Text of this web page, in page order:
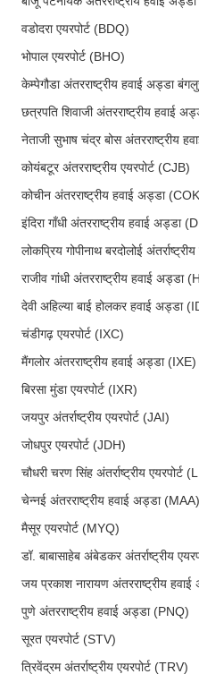
वडोदरा एयरपोर्ट (BDQ)
भोपाल एयरपोर्ट (BHO)
केम्पेगौडा अंतरराष्ट्रीय हवाई अड्डा
छत्रपति शिवाजी अंतरराष्ट्रीय हवाई
नेताजी सुभाष चंद्र बोस अंतरराष्ट्रीय
कोयंबटूर अंतरराष्ट्रीय एयरपोर्ट (CJB)
कोचीन अंतरराष्ट्रीय हवाई अड्डा
इंदिरा गाँधी अंतरराष्ट्रीय हवाई अड्डा
लोकप्रिय गोपीनाथ बरदोलोई
राजीव गांधी अंतरराष्ट्रीय हवाई अड्डा
देवी अहिल्या बाई होलकर हवाई अड्डा
चंडीगढ़ एयरपोर्ट (IXC)
मैंगलोर अंतरराष्ट्रीय हवाई अड्डा (IXE)
बिरसा मुंडा एयरपोर्ट (IXR)
जयपुर अंतर्राष्ट्रीय एयरपोर्ट (JAI)
जोधपुर एयरपोर्ट (JDH)
चौधरी चरण सिंह अंतर्राष्ट्रीय एयरपोर्ट
चेन्नई अंतरराष्ट्रीय हवाई अड्डा (MAA)
मैसूर एयरपोर्ट (MYQ)
डॉ. बाबासाहेब अंबेडकर अंतर्राष्ट्रीय
जय प्रकाश नारायण अंतरराष्ट्रीय
पुणे अंतरराष्ट्रीय हवाई अड्डा (PNQ)
सूरत एयरपोर्ट (STV)
त्रिवेंद्रम अंतर्राष्ट्रीय एयरपोर्ट (TRV)